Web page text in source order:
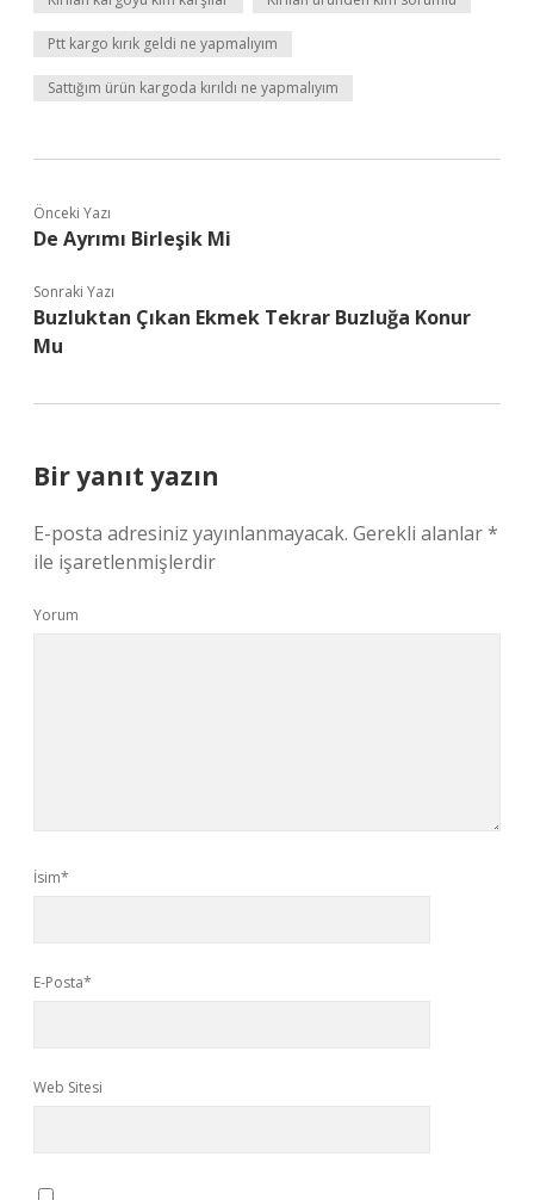
Ptt kargo kırık geldi ne yapmalıyım
Sattığım ürün kargoda kırıldı ne yapmalıyım
Önceki Yazı
De Ayrımı Birleşik Mi
Sonraki Yazı
Buzluktan Çıkan Ekmek Tekrar Buzluğa Konur
Mu
Bir yanıt yazın
E-posta adresiniz yayınlanmayacak. Gerekli alanlar*
ile işaretlenmişlerdir
Yorum
İsim*
E-Posta*
Web Sitesi